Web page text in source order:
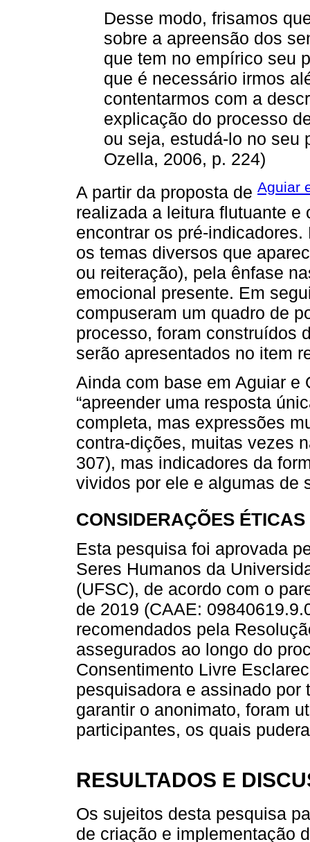
Desse modo, frisamos
sobre a apreensão dos
que tem no empírico seu
que é necessário irmos
contentarmos com a
explicação do processo
ou seja, estudá-lo no seu
Ozella, 2006, p. 224)
A partir da proposta de Aguiar
realizada a leitura flutuante e
encontrar os pré-
os temas diversos que
ou reiteração), pela ênfase
emocional presente. Em
compuseram um quadro de
processo, foram construídos
serão apresentados no item
Ainda com base em Aguiar e
“apreender uma resposta
completa, mas expressões
contra-dições, muitas vezes
307), mas indicadores da
vividos por ele e algumas de
CONSIDERAÇÕES ÉTICAS
Esta pesquisa foi aprovada
Seres Humanos da
(UFSC), de acordo com o
de 2019 (CAAE:
recomendados pela
assegurados ao longo do
Consentimento Livre
pesquisadora e assinado
garantir o anonimato, foram
participantes, os quais
RESULTADOS E
Os sujeitos desta pesquisa
de criação e implementação